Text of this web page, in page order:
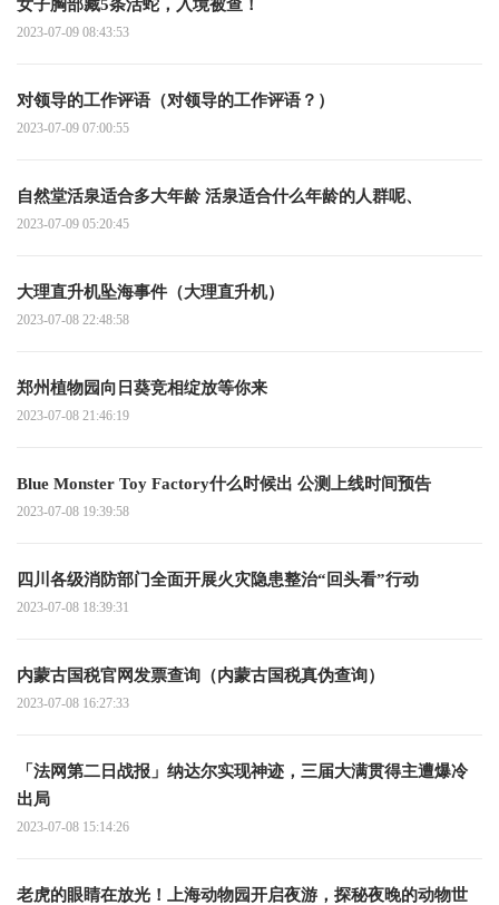
女子胸部藏5条活蛇，入境被查！
2023-07-09 08:43:53
对领导的工作评语（对领导的工作评语？）
2023-07-09 07:00:55
自然堂活泉适合多大年龄 活泉适合什么年龄的人群呢、
2023-07-09 05:20:45
大理直升机坠海事件（大理直升机）
2023-07-08 22:48:58
郑州植物园向日葵竞相绽放等你来
2023-07-08 21:46:19
Blue Monster Toy Factory什么时候出 公测上线时间预告
2023-07-08 19:39:58
四川各级消防部门全面开展火灾隐患整治“回头看”行动
2023-07-08 18:39:31
内蒙古国税官网发票查询（内蒙古国税真伪查询）
2023-07-08 16:27:33
「法网第二日战报」纳达尔实现神迹，三届大满贯得主遭爆冷
出局
2023-07-08 15:14:26
老虎的眼睛在放光！上海动物园开启夜游，探秘夜晚的动物世